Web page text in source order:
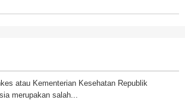
atau Kementerian Kesehatan Republik
merupakan salah...